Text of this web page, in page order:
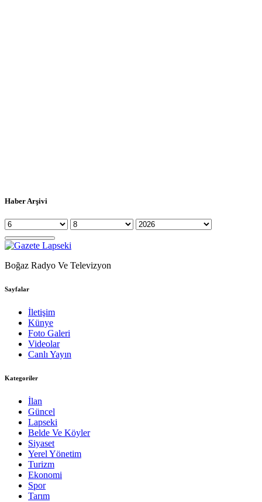
Haber Arşivi
Boğaz Radyo Ve Televizyon
Sayfalar
İletişim
Künye
Foto Galeri
Videolar
Canlı Yayın
Kategoriler
İlan
Güncel
Lapseki
Belde Ve Köyler
Siyaset
Yerel Yönetim
Turizm
Ekonomi
Spor
Tarım